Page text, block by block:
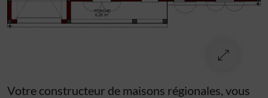
Votre constructeur de maisons régionales, vous